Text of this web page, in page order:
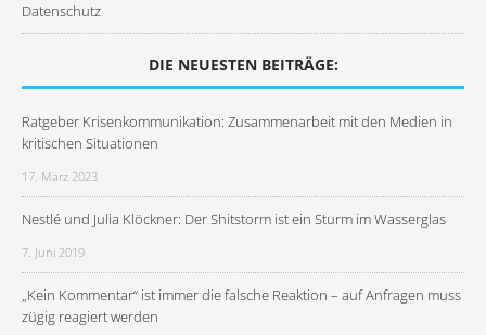
Datenschutz
DIE NEUESTEN BEITRÄGE:
Ratgeber Krisenkommunikation: Zusammenarbeit mit den Medien in
kritischen Situationen
17. März 2023
Nestlé und Julia Klöckner: Der Shitstorm ist ein Sturm im Wasserglas
7. Juni 2019
„Kein Kommentar“ ist immer die falsche Reaktion – auf Anfragen muss
zügig reagiert werden